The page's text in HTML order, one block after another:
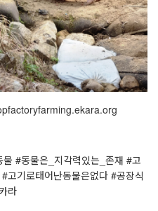
#동물은_지각력있는_존재 #고
고기로태어난동물은없다 #공장식
라